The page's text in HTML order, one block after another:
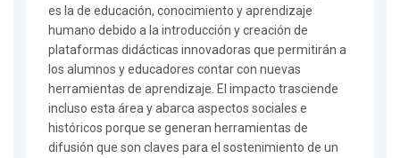
es la de educación, conocimiento y aprendizaje
humano debido a la introducción y creación de
plataformas didácticas innovadoras que permitirán a
los alumnos y educadores contar con nuevas
herramientas de aprendizaje. El impacto trasciende
incluso esta área y abarca aspectos sociales e
históricos porque se generan herramientas de
difusión que son claves para el sostenimiento de un